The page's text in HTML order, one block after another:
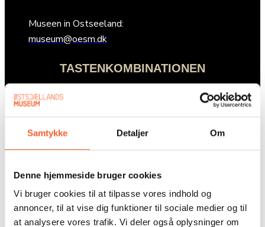
Samtykke Detaljer Om
Denne hjemmeside bruger cookies
Vi bruger cookies til at tilpasse vores indhold og
annoncer, til at vise dig funktioner til sociale medier og til
at analysere vores trafik. Vi deler også oplysninger om
Museen in Ostseeland:
museum@oesm.dk
TASTENKOMBINATIONEN
Unterricht
Nachrichten
Über uns
Adressen